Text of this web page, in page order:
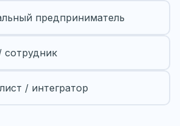
предприниматель
сотрудник
/ интегратор